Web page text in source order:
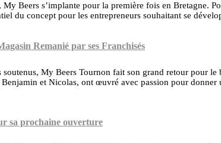
Beers s’implante pour la première fois en Bretagne.
du concept pour les entrepreneurs souhaitant se
Remanié par ses Franchisés
My Beers Tournon fait son grand retour pour le
et Nicolas, ont œuvré avec passion pour donner
sa prochaine ouverture